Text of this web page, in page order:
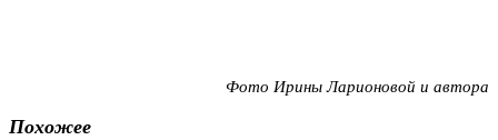
Фото Ирины Ларионовой и автора
Похожее